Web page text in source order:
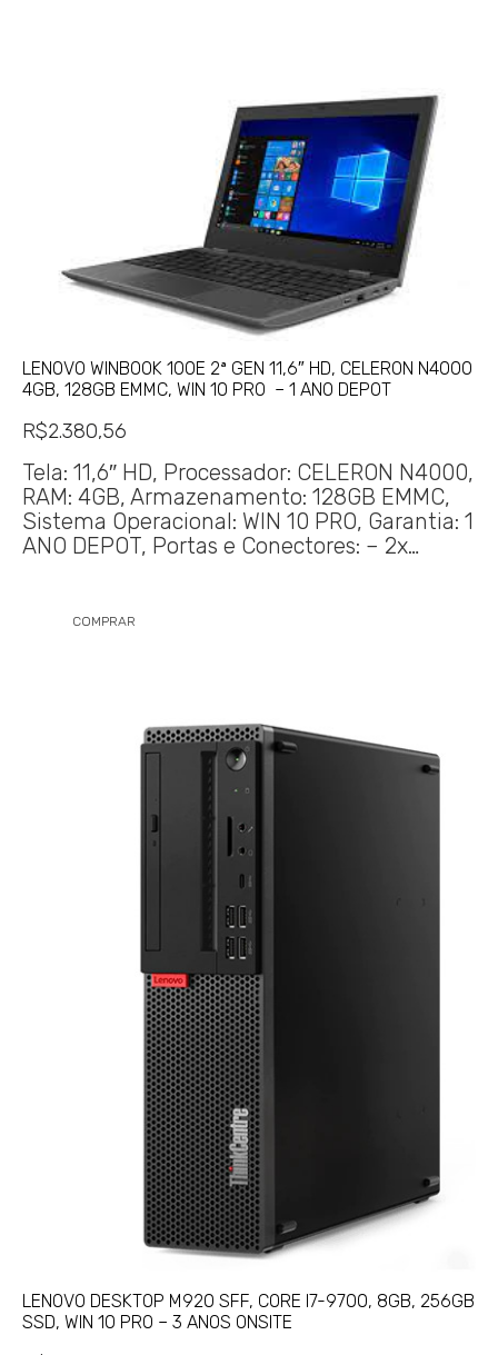
LENOVO WINBOOK 100E 2ª GEN 11,6″ HD, CELERON N4000
4GB, 128GB EMMC, WIN 10 PRO – 1 ANO DEPOT
R$2.380,56
Tela: 11,6″ HD, Processador: CELERON N4000,
RAM: 4GB, Armazenamento: 128GB EMMC,
Sistema Operacional: WIN 10 PRO, Garantia: 1
ANO DEPOT, Portas e Conectores: – 2x…
COMPRAR
LENOVO DESKTOP M920 SFF, CORE I7-9700, 8GB, 256GB
SSD, WIN 10 PRO – 3 ANOS ONSITE